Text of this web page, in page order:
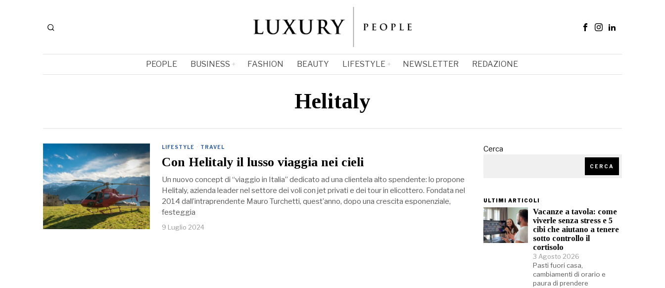
PEOPLE BUSINESS FASHION BEAUTY LIFESTYLE NEWSLETTER REDAZIONE
Helitaly
LIFESTYLE · TRAVEL
Con Helitaly il lusso viaggia nei cieli
Un nuovo concept di “viaggio in Italia” dedicato ad una clientela alto spendente: lo propone
Helitaly, azienda leader nel settore dei voli con jet privati e dei tour in elicottero. Fondata nel
2014 dall’intraprendente Mauro Turchetti, quest’anno, dopo una crescita esponenziale,
festeggia
9 Luglio 2024
Cerca
CERCA
ULTIMI ARTICOLI
Vacanze a tavola: come
viverle senza stress e 5
cibi che aiutano a tenere
sotto controllo il
cortisolo
3 Agosto 2026
Pasti fuori casa,
cambiamenti di orario e
paura di prendere